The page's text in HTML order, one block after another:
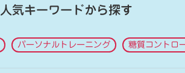
人気キーワードから探す
パーソナルトレーニング 糖質コントロ